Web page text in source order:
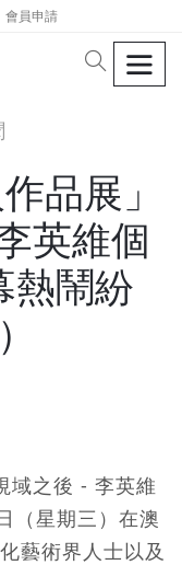
會員申請
search
品展」
英維個
熱鬧紛
域之後 - 李英維
（星期三）在澳
藝術界人士以及